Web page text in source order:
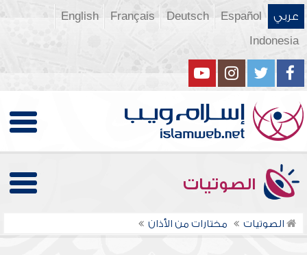
عربي Español
Deutsch
Français
English
Indonesia
الصوتيات
الصوتيات مختارات من الأذان